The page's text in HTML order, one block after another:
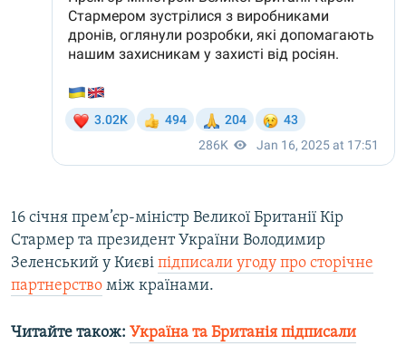
16 січня прем’єр-міністр Великої Британії Кір
Стармер та президент України Володимир
Зеленський у Києві підписали угоду про сторічне
партнерство між країнами.
Читайте також: Україна та Британія підписали